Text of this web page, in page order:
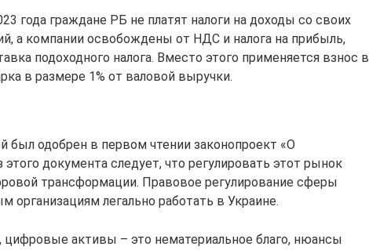
года граждане РБ не платят налоги на доходы со своих
а компании освобождены от НДС и налога на прибыль,
подоходного налога. Вместо этого применяется взнос в
в размере 1% от валовой выручки.
был одобрен в первом чтении законопроект «О
этого документа следует, что регулировать этот рынок
трансформации. Правовое регулирование сферы
организациям легально работать в Украине.
цифровые активы – это нематериальное благо, нюансы